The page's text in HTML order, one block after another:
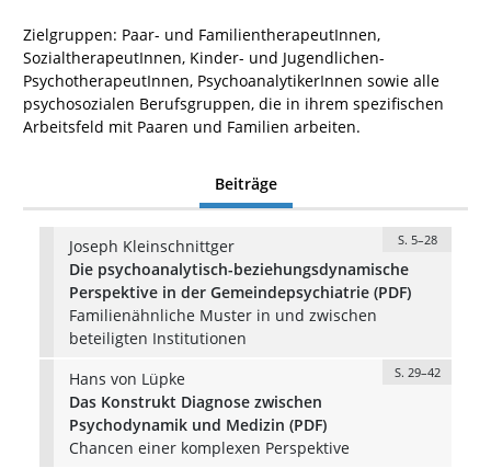
Zielgruppen: Paar- und FamilientherapeutInnen,
SozialtherapeutInnen, Kinder- und Jugendlichen-
PsychotherapeutInnen, PsychoanalytikerInnen sowie alle
psychosozialen Berufsgruppen, die in ihrem spezifischen
Arbeitsfeld mit Paaren und Familien arbeiten.
Beiträge
Joseph Kleinschnittger S. 5–28
Die psychoanalytisch-beziehungsdynamische
Perspektive in der Gemeindepsychiatrie (PDF)
Familienähnliche Muster in und zwischen
beteiligten Institutionen
Hans von Lüpke
S. 29–42
Das Konstrukt Diagnose zwischen
Psychodynamik und Medizin (PDF)
Chancen einer komplexen Perspektive